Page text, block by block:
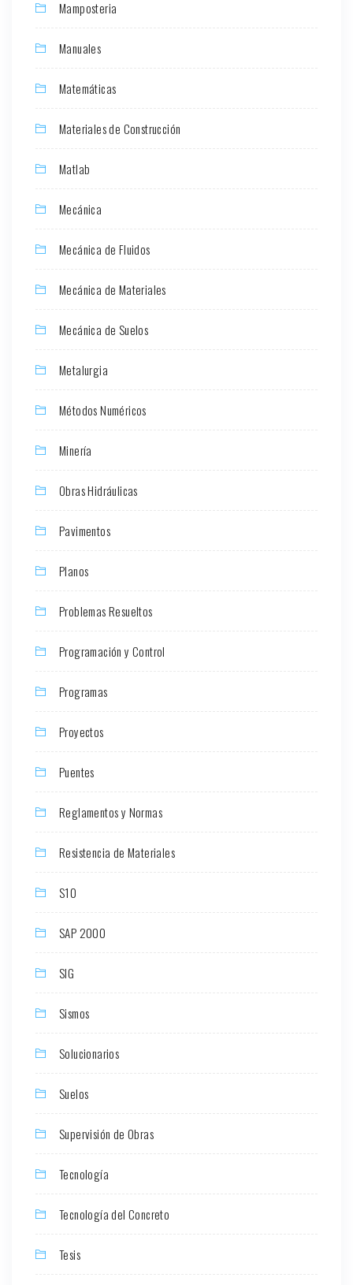
Mamposteria
Manuales
Matemáticas
Materiales de Construcción
Matlab
Mecánica
Mecánica de Fluidos
Mecánica de Materiales
Mecánica de Suelos
Metalurgia
Métodos Numéricos
Minería
Obras Hidráulicas
Pavimentos
Planos
Problemas Resueltos
Programación y Control
Programas
Proyectos
Puentes
Reglamentos y Normas
Resistencia de Materiales
S10
SAP 2000
SIG
Sismos
Solucionarios
Suelos
Supervisión de Obras
Tecnología
Tecnología del Concreto
Tesis